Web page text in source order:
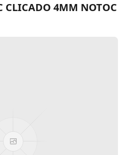
CLICADO 4MM NOTOC